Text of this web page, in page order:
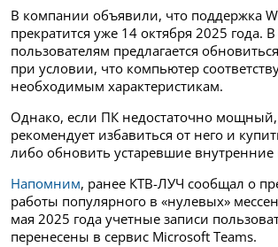
В компании объявили, что поддержка
прекратится уже 14 октября 2025 года.
пользователям предлагается
при условии, что компьютер
необходимым характеристикам.
Однако, если ПК недостаточно
рекомендует избавиться от него и
либо обновить устаревшие
Напомним, ранее КТВ-ЛУЧ сообщал о
работы популярного в «нулевых»
мая 2025 года учетные записи
перенесены в сервис Microsoft Teams.